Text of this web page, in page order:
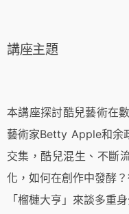
講座主題
本講座探討酷兒藝術在
藝術家Betty Apple和余
交集，酷兒混生、不斷
化，如何在創作中發酵
「榴槤大亨」來談多重